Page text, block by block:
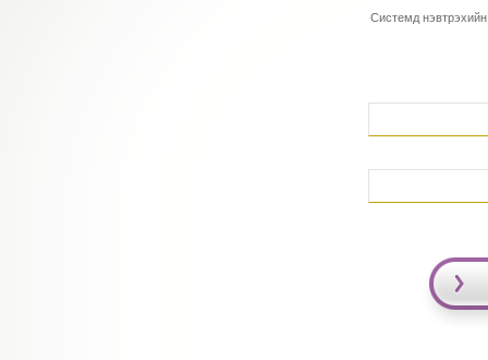
Системд нэвтрэхийн